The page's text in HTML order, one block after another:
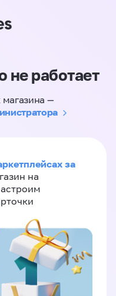
не работает
магазина —
за
на